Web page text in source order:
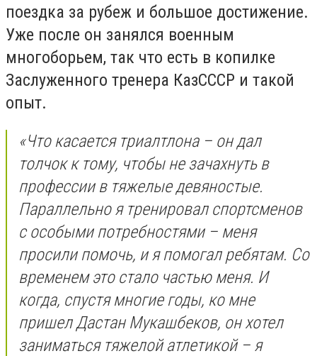
поездка за рубеж и большое достижение.
Уже после он занялся военным
многоборьем, так что есть в копилке
Заслуженного тренера КазСССР и такой
опыт.
«Что касается триалтлона – он дал
толчок к тому, чтобы не зачахнуть в
профессии в тяжелые девяностые.
Параллельно я тренировал спортсменов
с особыми потребностями – меня
просили помочь, и я помогал ребятам. Со
временем это стало частью меня. И
когда, спустя многие годы, ко мне
пришел Дастан Мукашбеков, он хотел
заниматься тяжелой атлетикой – я